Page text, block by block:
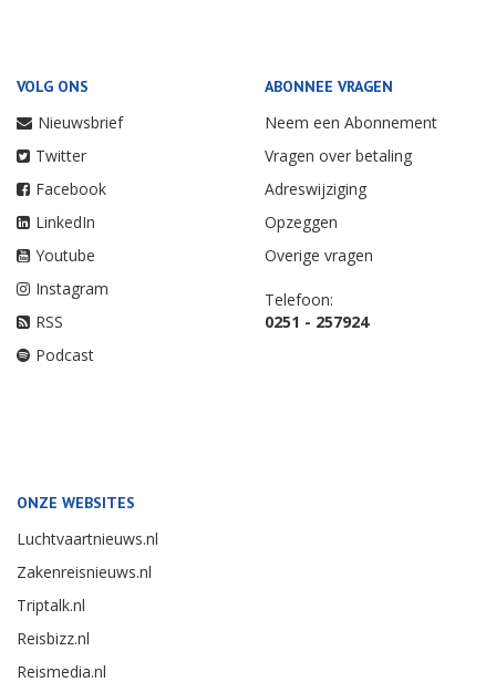
VOLG ONS
Nieuwsbrief
Twitter
Facebook
LinkedIn
Youtube
Instagram
RSS
Podcast
ABONNEE VRAGEN
Neem een Abonnement
Vragen over betaling
Adreswijziging
Opzeggen
Overige vragen
Telefoon:
0251 - 257924
ONZE WEBSITES
Luchtvaartnieuws.nl
Zakenreisnieuws.nl
Triptalk.nl
Reisbizz.nl
Reismedia.nl